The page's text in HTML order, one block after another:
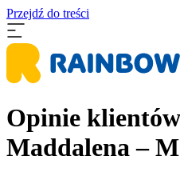
Przejdź do treści
Opinie
Maddalena –